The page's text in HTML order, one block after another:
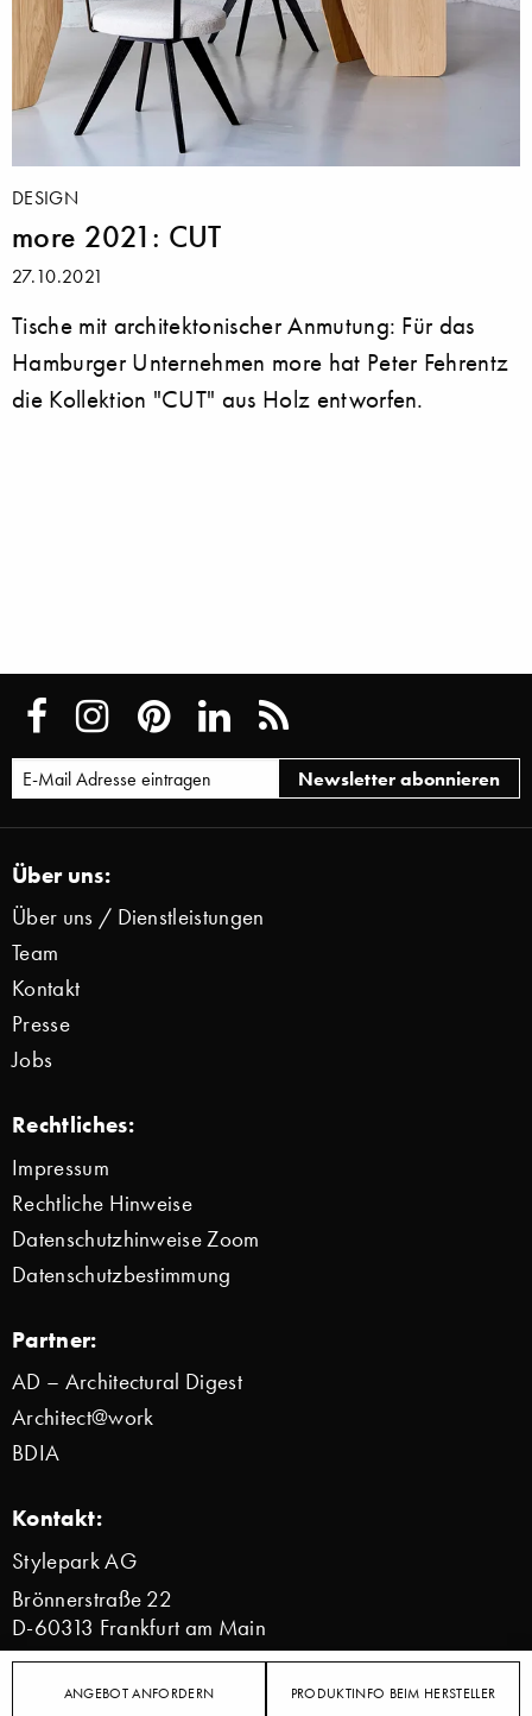
ANGEBOT ANFORDERN PRODUKTINFO BEIM HERSTELLER
DESIGN
more 2021: CUT
27.10.2021
Tische mit architektonischer Anmutung: Für das
Hamburger Unternehmen more hat Peter Fehrentz
die Kollektion "CUT" aus Holz entworfen.
Über uns:
Über uns / Dienstleistungen
Team
Kontakt
Presse
Jobs
Rechtliches:
Impressum
Rechtliche Hinweise
Datenschutzhinweise Zoom
Datenschutzbestimmung
Partner:
AD – Architectural Digest
Architect@work
BDIA
Kontakt:
Stylepark AG
Brönnerstraße 22
D-60313 Frankfurt am Main
info@stylepark.com